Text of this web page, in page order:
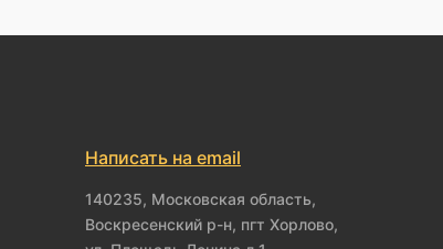
Написать на email
140235, Московская область,
Воскресенский р-н, пгт Хорлово,